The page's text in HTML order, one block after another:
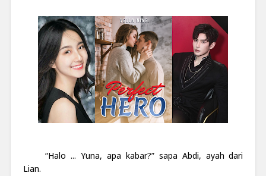
“Halo ... Yuna, apa kabar?” sapa Abdi, ayah dari
Lian.